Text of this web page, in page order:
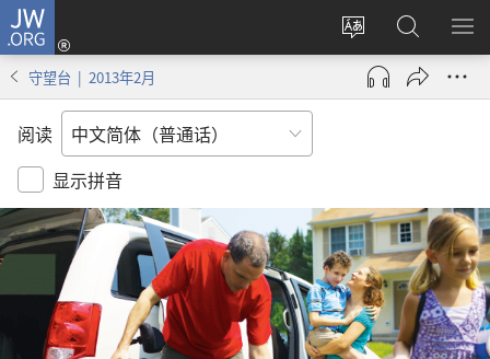
JW.ORG
更
改
网
登
录
（打
搜
索
JW.ORG
显
守望台 | 2013年2月
阅读
显示拼音